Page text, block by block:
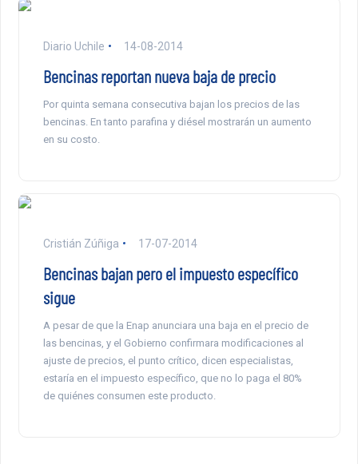
Diario Uchile 14-08-2014
Bencinas reportan nueva baja de precio
Por quinta semana consecutiva bajan los precios de las
bencinas. En tanto parafina y diésel mostrarán un aumento
en su costo.
Cristián Zúñiga 17-07-2014
Bencinas bajan pero el impuesto específico
sigue
A pesar de que la Enap anunciara una baja en el precio de
las bencinas, y el Gobierno confirmara modificaciones al
ajuste de precios, el punto crítico, dicen especialistas,
estaría en el impuesto específico, que no lo paga el 80%
de quiénes consumen este producto.